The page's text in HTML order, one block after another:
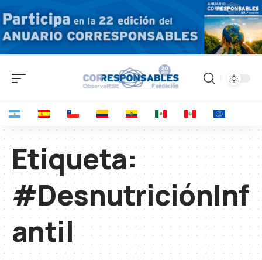
Etiqueta:
#DesnutriciónInf
antil